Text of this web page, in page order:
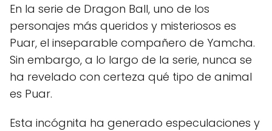
En la serie de Dragon Ball, uno de los
personajes más queridos y misteriosos es
Puar, el inseparable compañero de Yamcha.
Sin embargo, a lo largo de la serie, nunca se
ha revelado con certeza qué tipo de animal
es Puar.
Esta incógnita ha generado especulaciones y